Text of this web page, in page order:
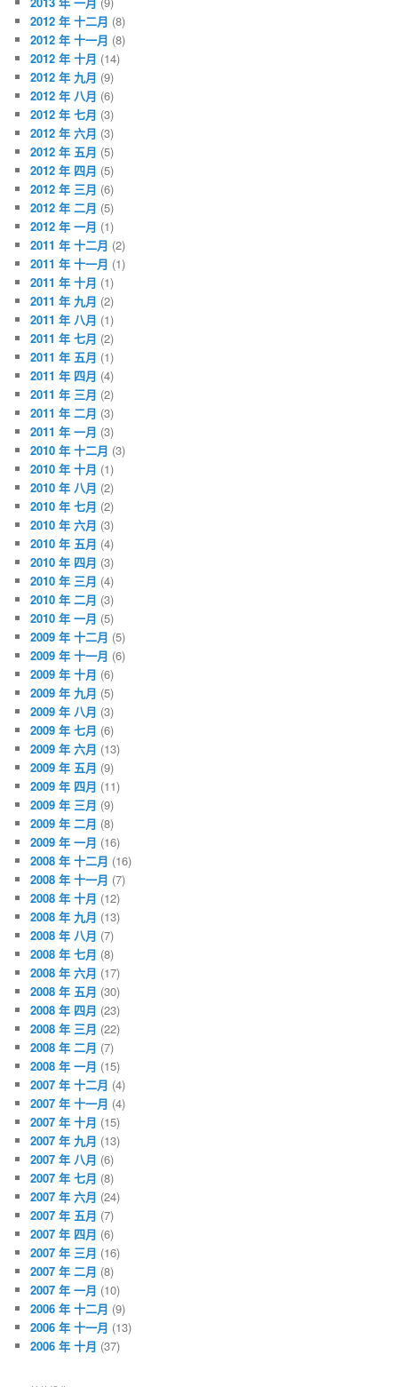
2012 年 十二月 (8)
2012 年 十一月 (8)
2012 年 十月 (14)
2012 年 九月 (9)
2012 年 八月 (6)
2012 年 七月 (3)
2012 年 六月 (3)
2012 年 五月 (5)
2012 年 四月 (5)
2012 年 三月 (6)
2012 年 二月 (5)
2012 年 一月 (1)
2011 年 十二月 (2)
2011 年 十一月 (1)
2011 年 十月 (1)
2011 年 九月 (2)
2011 年 八月 (1)
2011 年 七月 (2)
2011 年 五月 (1)
2011 年 四月 (4)
2011 年 三月 (2)
2011 年 二月 (3)
2011 年 一月 (3)
2010 年 十二月 (3)
2010 年 十月 (1)
2010 年 八月 (2)
2010 年 七月 (2)
2010 年 六月 (3)
2010 年 五月 (4)
2010 年 四月 (3)
2010 年 三月 (4)
2010 年 二月 (3)
2010 年 一月 (5)
2009 年 十二月 (5)
2009 年 十一月 (6)
2009 年 十月 (6)
2009 年 九月 (5)
2009 年 八月 (3)
2009 年 七月 (6)
2009 年 六月 (13)
2009 年 五月 (9)
2009 年 四月 (11)
2009 年 三月 (9)
2009 年 二月 (8)
2009 年 一月 (16)
2008 年 十二月 (16)
2008 年 十一月 (7)
2008 年 十月 (12)
2008 年 九月 (13)
2008 年 八月 (7)
2008 年 七月 (8)
2008 年 六月 (17)
2008 年 五月 (30)
2008 年 四月 (23)
2008 年 三月 (22)
2008 年 二月 (7)
2008 年 一月 (15)
2007 年 十二月 (4)
2007 年 十一月 (4)
2007 年 十月 (15)
2007 年 九月 (13)
2007 年 八月 (6)
2007 年 七月 (8)
2007 年 六月 (24)
2007 年 五月 (7)
2007 年 四月 (6)
2007 年 三月 (16)
2007 年 二月 (8)
2007 年 一月 (10)
2006 年 十二月 (9)
2006 年 十一月 (13)
2006 年 十月 (37)